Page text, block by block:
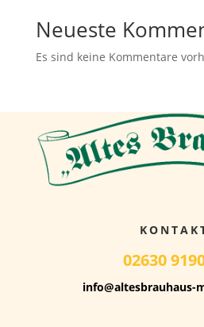
Neueste
Es sind keine Kommentare
02630
info@altesbrauhaus-